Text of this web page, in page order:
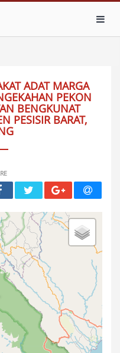
ADAT MARGA
PEKON
BENGKUNAT
PESISIR BARAT,